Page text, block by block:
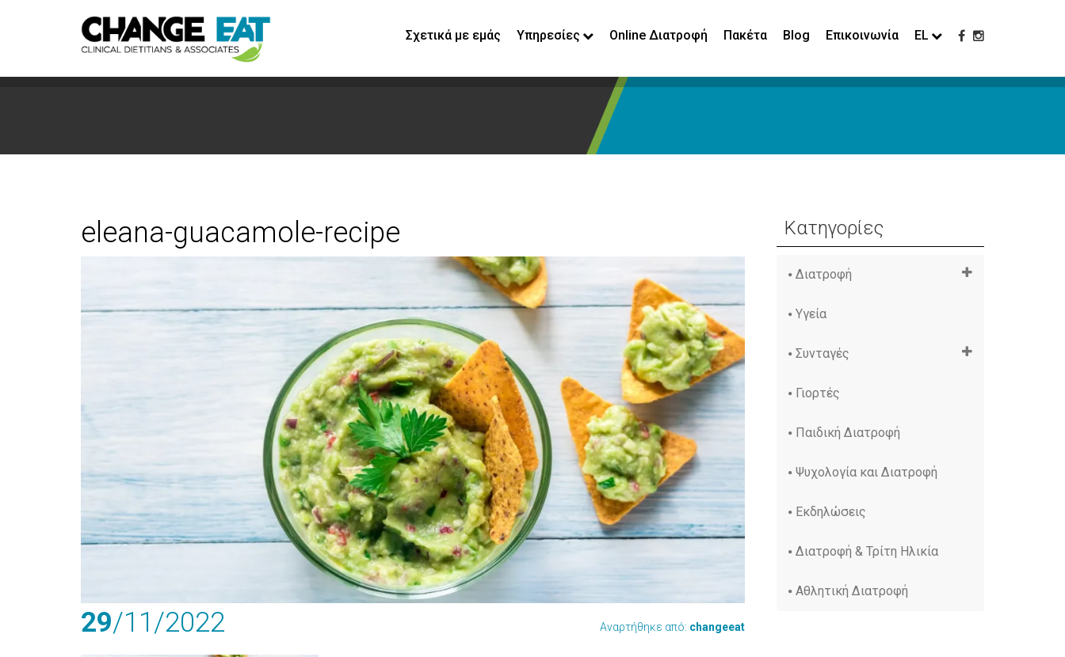
Σχετικά με εμάς Υπηρεσίες Online Διατροφή Πακέτα Blog Επικοινωνία EL
eleana-guacamole-recipe
29/11/2022 Αναρτήθηκε από: changeeat
Κατηγορίες
Διατροφή
Υγεία
Συνταγές
Γιορτές
Παιδική Διατροφή
Ψυχολογία και Διατροφή
Εκδηλώσεις
Διατροφή & Τρίτη Ηλικία
Αθλητική Διατροφή